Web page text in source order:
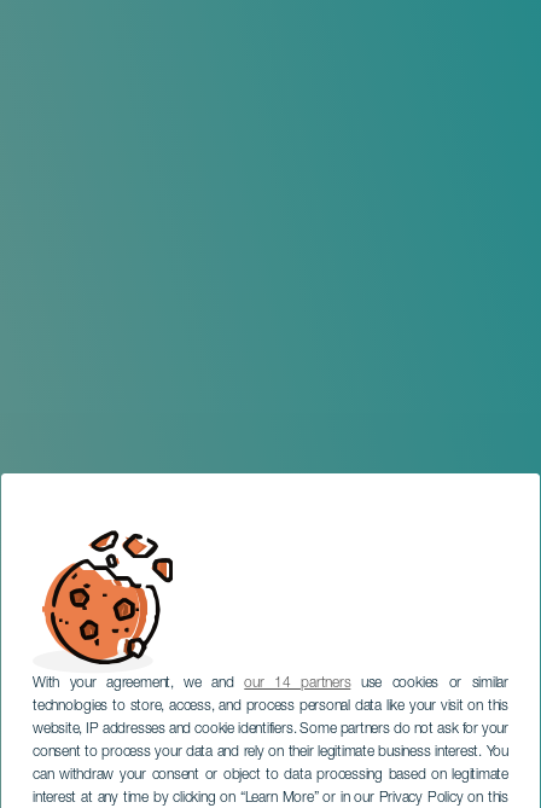
With your agreement, we andour 14 partnersuse cookies or similar
technologies to store, access, and process personal data like your visit on this
website, IP addresses and cookie identifiers. Some partners do not ask for your
consent to process your data and rely on their legitimate business interest. You
can withdraw your consent or object to data processing based on legitimate
interest at any time by clicking on “Learn More” or in our Privacy Policy on this
TENERIFE